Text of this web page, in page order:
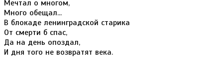
Мечтал о многом,
Много обещал...
В блокаде ленинградской старика
От смерти б спас,
Да на день опоздал,
И дня того не возвратят века.